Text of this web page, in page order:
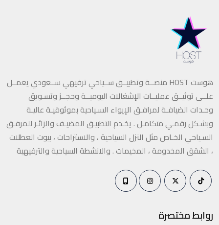
هوست HOST منصــة وتطبيــق ســياحي ترفيهي ســعودي يعمــل
علــى توثيــق عمليــات الإشغالات اليوميــة وحجــز وتسـويق
وحـدات الضيافـة لمرافـق الإيواء السـياحية بموثوقيـة عاليـة
وبشـكل رقمـي متكامـل . يخـدم التطبيـق المضيـف والزائـر للمرفـق
السـياحي الخـاص مثل النزل السياحية ، والاستراحات ، بيوت العطلات
، الشقق المخدومة ، المخيمات . والانشطة السياحية والترفيهية
روابط مختصرة